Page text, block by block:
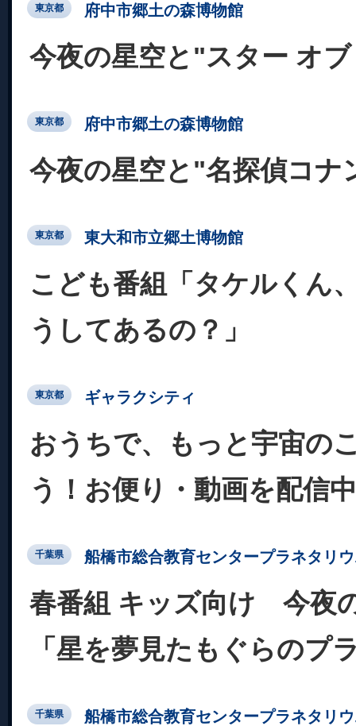
東京都 府中市郷土の森博物館
今夜の星空と"スター オ
東京都 府中市郷土の森博物館
今夜の星空と"名探偵コナ
東京都 東大和市立郷土博物館
こども番組「タケルくん
うしてあるの？」
東京都 ギャラクシティ
おうちで、もっと宇宙の
う！お便り・動画を配信
千葉県 船橋市総合教育センタープラネタリ
春番組 キッズ向け 今夜
「星を夢見たもぐらのプ
千葉県 船橋市総合教育センタープラネタリ